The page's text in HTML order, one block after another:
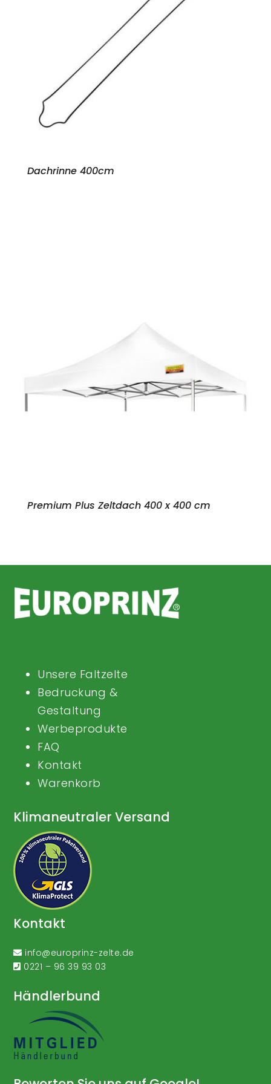
Dachrinne 400cm
Premium Plus Zeltdach 400 x 400 cm
Unsere Faltzelte
Bedruckung &
Gestaltung
Werbeprodukte
FAQ
Kontakt
Warenkorb
Klimaneutraler Versand
Kontakt
info@europrinz-zelte.de
0221 – 96 39 93 03
Händlerbund